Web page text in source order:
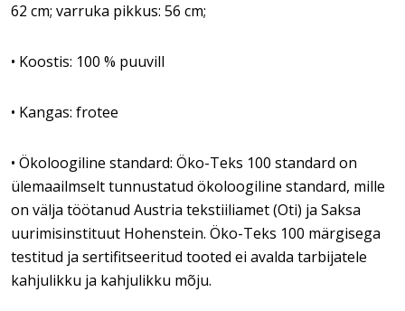
62 cm; varruka pikkus: 56 cm;
• Koostis: 100 % puuvill
• Kangas: frotee
• Ökoloogiline standard: Öko-Teks 100 standard on
ülemaailmselt tunnustatud ökoloogiline standard, mille
on välja töötanud Austria tekstiiliamet (Oti) ja Saksa
uurimisinstituut Hohenstein. Öko-Teks 100 märgisega
testitud ja sertifitseeritud tooted ei avalda tarbijatele
kahjulikku ja kahjulikku mõju.